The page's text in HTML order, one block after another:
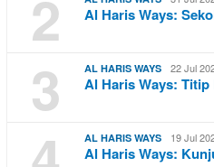
2 Al Haris Ways:
3 AL HARIS WAYS 22 Jul
Al Haris Ways:
AL HARIS WAYS 19 Jul
Al Haris Ways: